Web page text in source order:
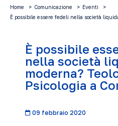
Home Comunicazione
Eventi
È possibile essere fedeli nella società
È possibile
nella società
moderna?
Psicologia a
09 febbraio 2020